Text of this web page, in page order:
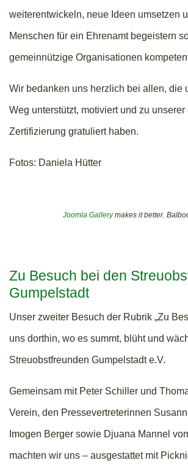
weiterentwickeln, neue Ideen umsetzen
Menschen für ein Ehrenamt begeistern
gemeinnützige Organisationen
Wir bedanken uns herzlich bei allen, die
Weg unterstützt, motiviert und zu
Zertifizierung gratuliert haben.
Fotos: Daniela Hütter
Joomla Gallerymakes it better.
Zu Besuch bei den
Gumpelstadt
Unser zweiter Besuch der Rubrik „Zu
uns dorthin, wo es summt, blüht und
Streuobstfreunden Gumpelstadt e.V.
Gemeinsam mit Peter Schiller und
Verein, den Pressevertreterinnen
Imogen Berger sowie Djuana Mannel
machten wir uns – ausgestattet mit